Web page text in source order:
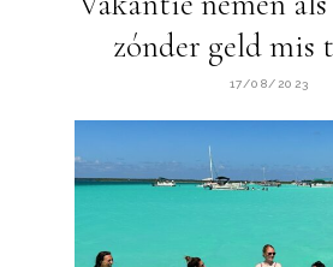
zónder geld mis
17/08/2023